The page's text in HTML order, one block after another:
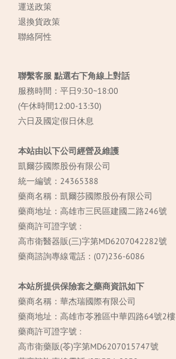
運送政策
退換貨政策
聯絡阿性
聯繫客服 點選右下角線上對話
服務時間：平日9:30~18:00
(午休時間12:00-13:30)
六日及國定假日休息
本站由以下公司經營及維護
凱爾莎國際股份有限公司
統一編號：24365388
藥商名稱：凱爾莎國際股份有限公司
藥商地址：高雄市三民區建國二路246號
藥商許可證字號 :
高市衛醫器販(三)字第MD6207042282號
藥商諮詢專線電話：(07)236-6086
本站所提供保險套之藥商資訊如下
藥商名稱：華杰瑞國際有限公司
藥商地址：高雄市苓雅區中華四路64號2樓
藥商許可證字號 :
高市衛藥販(苓)字第MD6207015747號